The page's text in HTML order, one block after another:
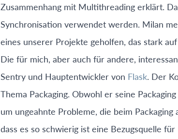
Zusammenhang mit Multithreading erklärt.
Synchronisation verwendet werden. Milan
eines unserer Projekte geholfen, das stark
Die für mich, aber auch für andere,
Sentry und Hauptentwickler von Flask. Der
Thema Packaging. Obwohl er seine Packaging
um ungeahnte Probleme, die beim
dass es so schwierig ist eine Bezugsquelle